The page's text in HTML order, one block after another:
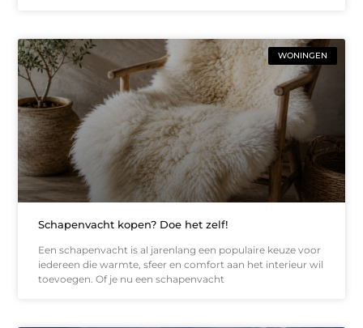
WONINGEN
Schapenvacht kopen? Doe het zelf!
Een schapenvacht is al jarenlang een populaire keuze voor
iedereen die warmte, sfeer en comfort aan het interieur wil
toevoegen. Of je nu een schapenvacht